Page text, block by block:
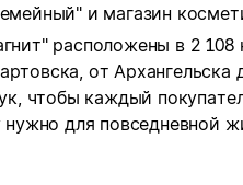
и магазин
расположены в 2 108
от
чтобы каждый
нужно для повседневной